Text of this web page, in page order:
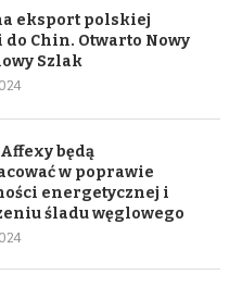
eksport polskiej
do Chin. Otwarto Nowy
Szlak
będą
w poprawie
energetycznej i
śladu węglowego